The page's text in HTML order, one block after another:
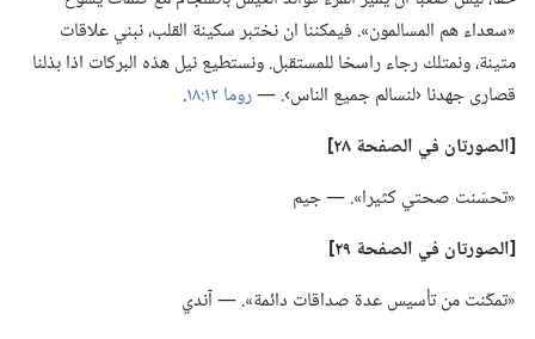
«سعداء هم المسالمون».‏ فيمكننا ان نختبر سكينة القلب،‏ نبني علاقات
متينة،‏ ونمتلك رجاء راسخا للمستقبل.‏ ونستطيع نيل هذه البركات اذا بذلنا
قصارى جهدنا ‹لنسالم جميع الناس›.‏ —‏روما ١٢:‏١٨
‏.‏
‏[الصورتان في الصفحة ٢٨]‏
‏«تحسّنت صحتي كثيرا».‏ —‏ جيم
‏[الصورتان في الصفحة ٢٩]‏
‏«تمكّنت من تأسيس عدة صداقات دائمة».‏ —‏ آندي